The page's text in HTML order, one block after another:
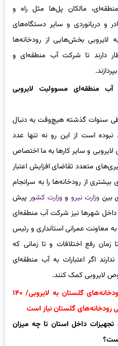
مالکان پل‌ها مثل راه و
و دریانوردی و سایر دستگاه‌های
لایروبی بخش‌هایی از رودخانه‌ها
دارند تا شرکت آب منطقه‌ای و
منطقه‌ای مسوولیت لایروبی
سنوات گذشته هیچ‌وقت به دنبال
است از این رو نه تنها عدد
و سایر کارها به ما اختصاص
متعدد تقاضای افزایش اعتبار
از رودخانه‌ها را به سرانجام
بین وزارت نیرو و وزارت کشور پیش
داخل شهرها نیز شرکت آب منطقه‌ای
معاونت عمرانی استانداری و رئیس
زمان رفع اختلافات و تا زمانی که
اگر اعتبارات به آب منطقه‌ای
لایروبی کمک کنند.
* نیاز جدی ۱۸۰۰ کیلومتر از رودخانه‌های گلستان به لایروبی/ ۱۴۰
رودخانه‌های گلستان نیاز است
تجهیزات داخل استان تا چه میزان